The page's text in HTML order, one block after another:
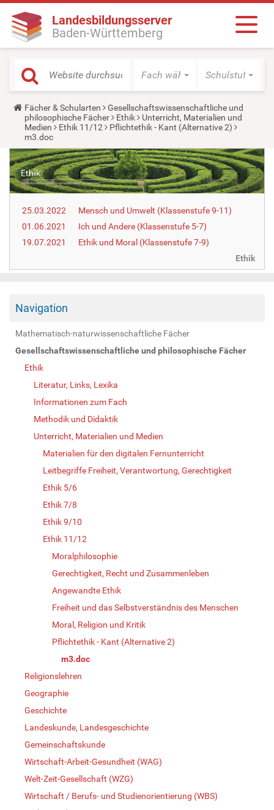
Landesbildungsserver
Baden-Württemberg
Fach wählen Schulstufe
Y
o
u
a
r
e
h
e
r
e
Fächer & Schularten
Gesellschaftswissenschaftliche und
philosophische Fächer
Ethik
Unterricht, Materialien und
Medien
Ethik 11/12
Pflichtethik - Kant (Alternative 2)
m3.doc
25.03.2022
Mensch und Umwelt (Klassenstufe 9-11)
01.06.2021
Ich und Andere (Klassenstufe 5-7)
19.07.2021
Ethik und Moral (Klassenstufe 7-9)
Ethik
Navigation
Mathematisch-naturwissenschaftliche Fächer
Gesellschaftswissenschaftliche und philosophische Fächer
Ethik
Literatur, Links, Lexika
Informationen zum Fach
Methodik und Didaktik
Unterricht, Materialien und Medien
Materialien für den digitalen Fernunterricht
Leitbegriffe Freiheit, Verantwortung, Gerechtigkeit
Ethik 5/6
Ethik 7/8
Ethik 9/10
Ethik 11/12
Moralphilosophie
Gerechtigkeit, Recht und Zusammenleben
Angewandte Ethik
Freiheit und das Selbstverständnis des Menschen
Moral, Religion und Kritik
Pflichtethik - Kant (Alternative 2)
m3.doc
Religionslehren
Geographie
Geschichte
Landeskunde, Landesgeschichte
Gemeinschaftskunde
Wirtschaft-Arbeit-Gesundheit (WAG)
Welt-Zeit-Gesellschaft (WZG)
Wirtschaft / Berufs- und Studienorientierung (WBS)